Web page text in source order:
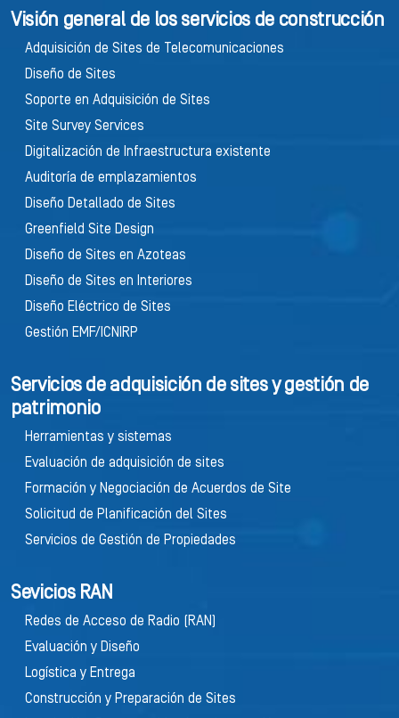
Visión general de los servicios de construcción
Adquisición de Sites de Telecomunicaciones
Diseño de Sites
Soporte en Adquisición de Sites
Site Survey Services
Digitalización de Infraestructura existente
Auditoría de emplazamientos
Diseño Detallado de Sites
Greenfield Site Design
Diseño de Sites en Azoteas
Diseño de Sites en Interiores
Diseño Eléctrico de Sites
Gestión EMF/ICNIRP
Servicios de adquisición de sites y gestión de
patrimonio
Herramientas y sistemas
Evaluación de adquisición de sites
Formación y Negociación de Acuerdos de Site
Solicitud de Planificación del Sites
Servicios de Gestión de Propiedades
Sevicios RAN
Redes de Acceso de Radio (RAN)
Evaluación y Diseño
Logística y Entrega
Construcción y Preparación de Sites